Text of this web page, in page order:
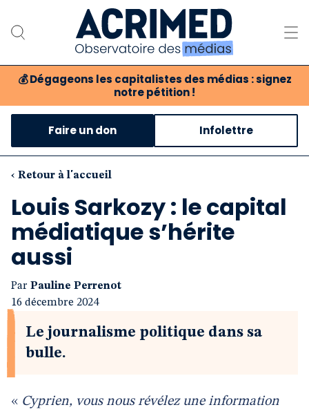
💰 Dégageons les capitalistes des médias : signez
notre pétition !
Notre association
Notre critique des médias
Nos propositions
Notre revue
Boutique
Faire un don Infolettre
‹ Retour à l'accueil
Louis Sarkozy : le capital
médiatique s’hérite
aussi
Par Pauline Perrenot
16 décembre 2024
Le journalisme politique dans sa
bulle.
« Cyprien, vous nous révélez une information